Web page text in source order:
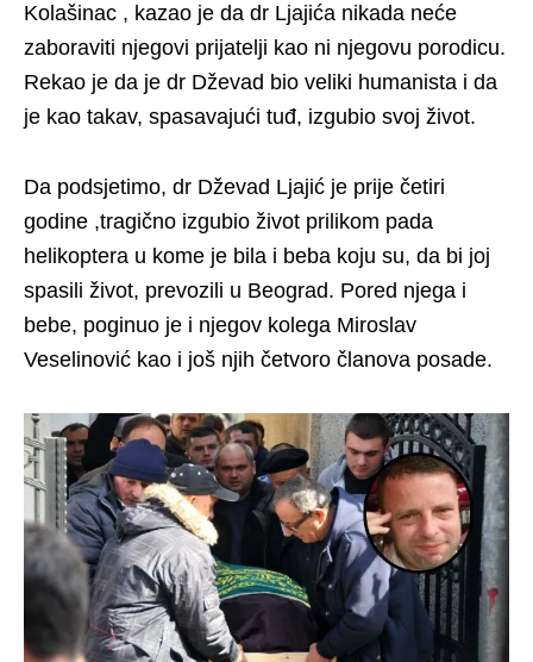
Kolašinac , kazao je da dr Ljajića nikada neće
zaboraviti njegovi prijatelji kao ni njegovu porodicu.
Rekao je da je dr Dževad bio veliki humanista i da
je kao takav, spasavajući tuđ, izgubio svoj život.
Da podsjetimo, dr Dževad Ljajić je prije četiri
godine ,tragično izgubio život prilikom pada
helikoptera u kome je bila i beba koju su, da bi joj
spasili život, prevozili u Beograd. Pored njega i
bebe, poginuo je i njegov kolega Miroslav
Veselinović kao i još njih četvoro članova posade.